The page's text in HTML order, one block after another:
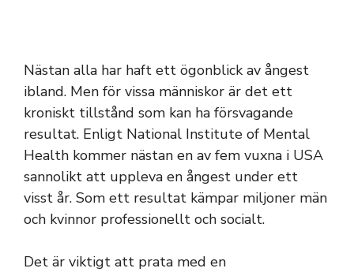
Nästan alla har haft ett ögonblick av ångest
ibland. Men för vissa människor är det ett
kroniskt tillstånd som kan ha försvagande
resultat. Enligt National Institute of Mental
Health kommer nästan en av fem vuxna i USA
sannolikt att uppleva en ångest under ett
visst år. Som ett resultat kämpar miljoner män
och kvinnor professionellt och socialt.
Det är viktigt att prata med en